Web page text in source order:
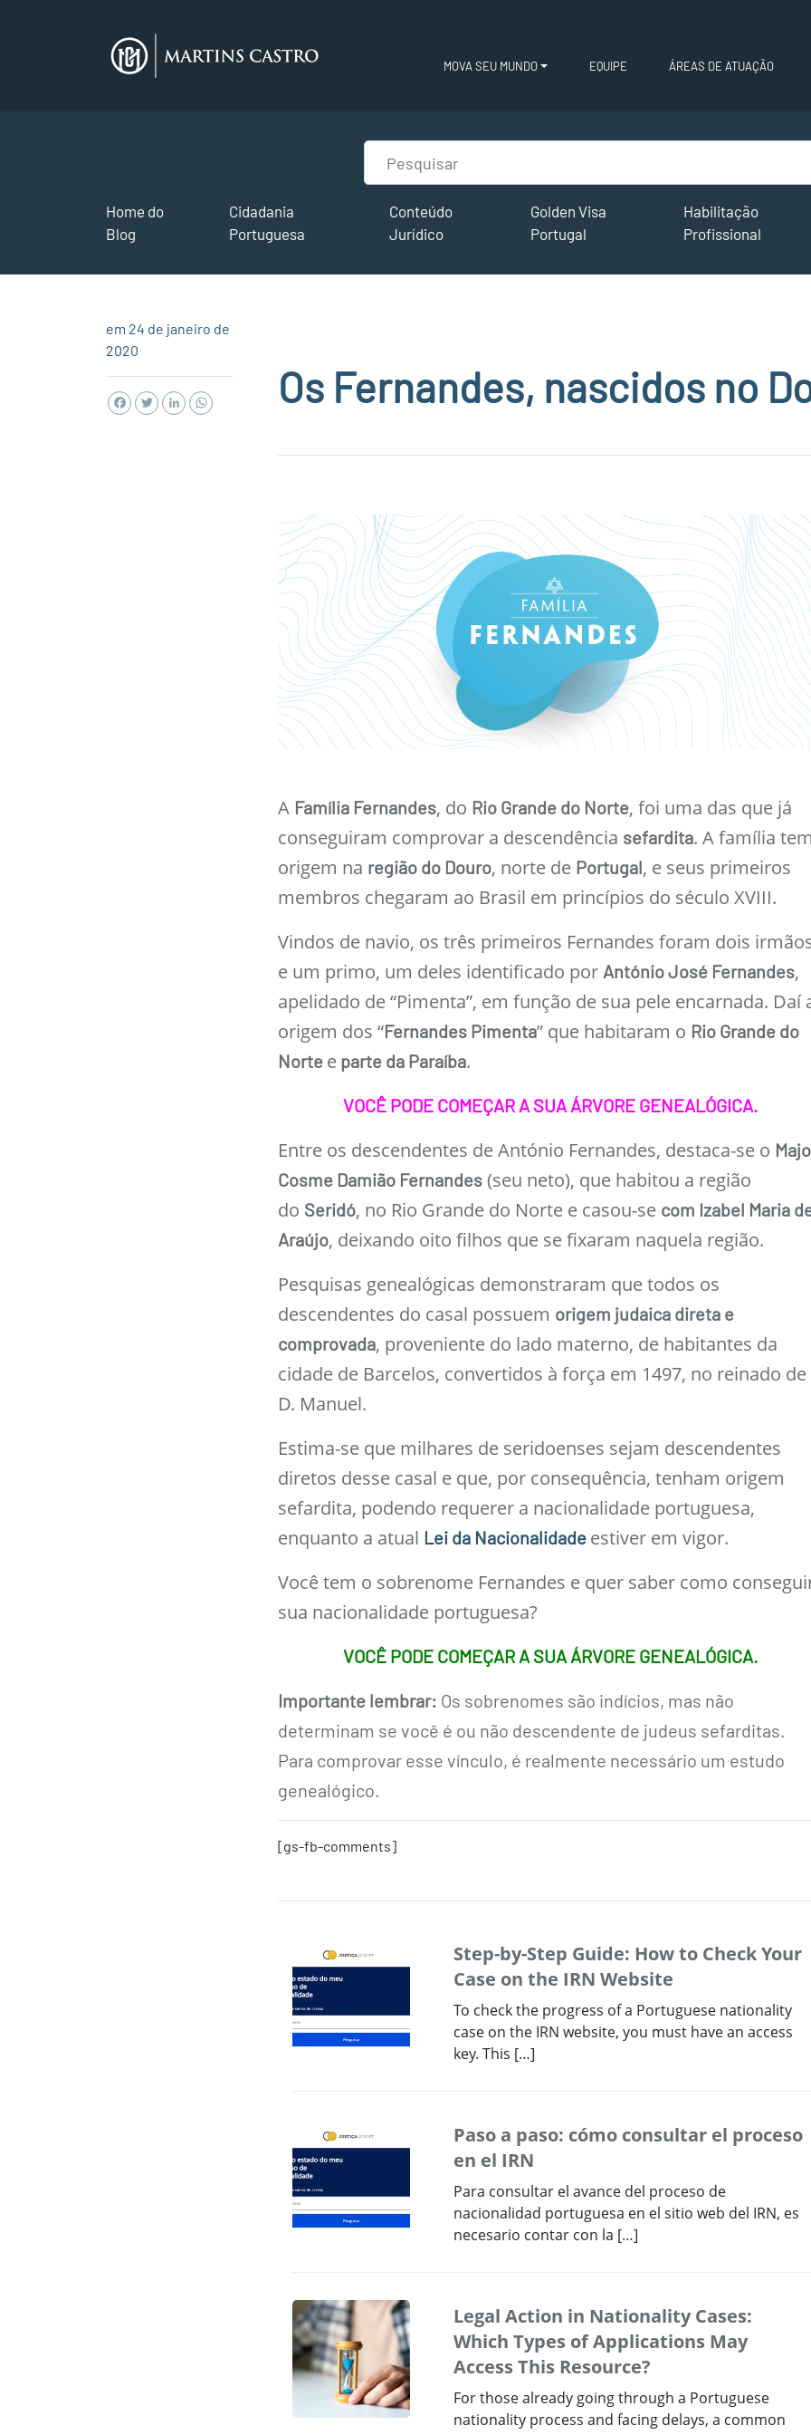
MOVA SEU MUNDO EQUIPE ÁREAS DE ATUAÇÃO
Home do
Blog
Cidadania
Portuguesa
Conteúdo
Jurídico
Golden Visa
Portugal
Habilitação
Profissional
em 24 de janeiro de
2020
Facebook
TwitterLinkedIn Os Fernandes, nascidos no
A Família Fernandes, do Rio Grande do Norte, foi uma das que já
conseguiram comprovar a descendência sefardita. A família tem
origem na região do Douro, norte de Portugal, e seus primeiros
membros chegaram ao Brasil em princípios do século XVIII.
Vindos de navio, os três primeiros Fernandes foram dois
e um primo, um deles identificado porAntónio José Fernandes,
apelidado de “Pimenta”, em função de sua pele encarnada. Daí
origem dos “Fernandes Pimenta” que habitaram o Rio Grande do
Norte e parte da Paraíba.
VOCÊ PODE COMEÇAR A SUA ÁRVORE GENEALÓGICA.
Entre os descendentes de António Fernandes, destaca-se o
Cosme Damião Fernandes (seu neto), que habitou a região
do Seridó, no Rio Grande do Norte e casou-se com Izabel Maria
Araújo, deixando oito filhos que se fixaram naquela região.
Pesquisas genealógicas demonstraram que todos os
descendentes do casal possuem origem judaica direta e
comprovada, proveniente do lado materno, de habitantes da
cidade de Barcelos, convertidos à força em 1497, no reinado de
D. Manuel.
Estima-se que milhares de seridoenses sejam descendentes
diretos desse casal e que, por consequência, tenham origem
sefardita, podendo requerer a nacionalidade portuguesa,
enquanto a atual Lei da Nacionalidade estiver em vigor.
Você tem o sobrenome Fernandes e quer saber como
sua nacionalidade portuguesa?
VOCÊ PODE COMEÇAR A SUA ÁRVORE GENEALÓGICA.
Importante lembrar: Os sobrenomes são indícios, mas não
determinam se você é ou não descendente de judeus sefarditas.
Para comprovar esse vínculo, é realmente necessário um estudo
genealógico.
[gs-fb-comments]
Step-by-Step Guide: How to Check Your
Case on the IRN Website
To check the progress of a Portuguese nationality
case on the IRN website, you must have an access
key. This […]
Paso a paso: cómo consultar el proceso
en el IRN
Para consultar el avance del proceso de
nacionalidad portuguesa en el sitio web del IRN, es
necesario contar con la […]
Legal Action in Nationality Cases:
Which Types of Applications May
Access This Resource?
For those already going through a Portuguese
nationality process and facing delays, a common